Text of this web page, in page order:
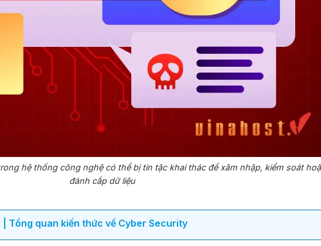
hệ thống công nghệ có thể bị tin tặc khai thác để xâm nhập, kiểm soát
đánh cắp dữ liệu
Tổng quan kiến thức về Cyber Security